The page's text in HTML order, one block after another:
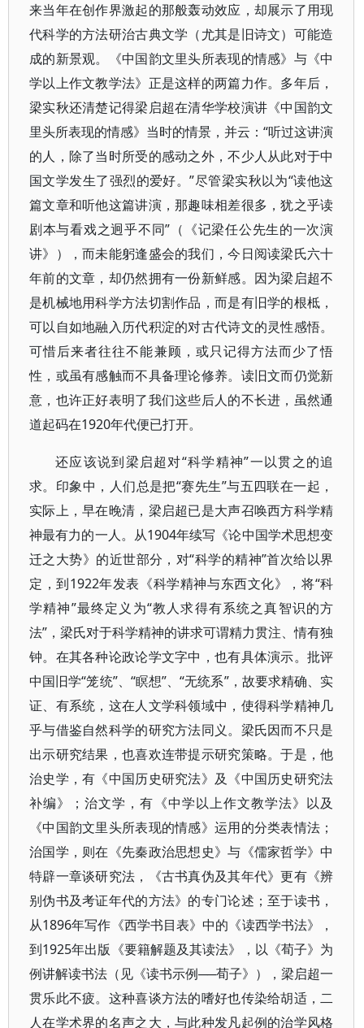
来当年在创作界激起的那般轰动效应，却展示了用现
代科学的方法研治古典文学（尤其是旧诗文）可能造
成的新景观。《中国韵文里头所表现的情感》与《中
学以上作文教学法》正是这样的两篇力作。多年后，
梁实秋还清楚记得梁启超在清华学校演讲《中国韵文
里头所表现的情感》当时的情景，并云：“听过这讲演
的人，除了当时所受的感动之外，不少人从此对于中
国文学发生了强烈的爱好。”尽管梁实秋以为“读他这
篇文章和听他这篇讲演，那趣味相差很多，犹之乎读
剧本与看戏之迥乎不同”（《记梁任公先生的一次演
讲》），而未能躬逢盛会的我们，今日阅读梁氏六十
年前的文章，却仍然拥有一份新鲜感。因为梁启超不
是机械地用科学方法切割作品，而是有旧学的根柢，
可以自如地融入历代积淀的对古代诗文的灵性感悟。
可惜后来者往往不能兼顾，或只记得方法而少了悟
性，或虽有感触而不具备理论修养。读旧文而仍觉新
意，也许正好表明了我们这些后人的不长进，虽然通
道起码在1920年代便已打开。
还应该说到梁启超对“科学精神”一以贯之的追
求。印象中，人们总是把“赛先生”与五四联在一起，
实际上，早在晚清，梁启超已是大声召唤西方科学精
神最有力的一人。从1904年续写《论中国学术思想变
迁之大势》的近世部分，对“科学的精神”首次给以界
定，到1922年发表《科学精神与东西文化》，将“科
学精神”最终定义为“教人求得有系统之真智识的方
法”，梁氏对于科学精神的讲求可谓精力贯注、情有独
钟。在其各种论政论学文字中，也有具体演示。批评
中国旧学“笼统”、“瞑想”、“无统系”，故要求精确、实
证、有系统，这在人文学科领域中，使得科学精神几
乎与借鉴自然科学的研究方法同义。梁氏因而不只是
出示研究结果，也喜欢连带提示研究策略。于是，他
治史学，有《中国历史研究法》及《中国历史研究法
补编》；治文学，有《中学以上作文教学法》以及
《中国韵文里头所表现的情感》运用的分类表情法；
治国学，则在《先秦政治思想史》与《儒家哲学》中
特辟一章谈研究法，《古书真伪及其年代》更有《辨
别伪书及考证年代的方法》的专门论述；至于读书，
从1896年写作《西学书目表》中的《读西学书法》，
到1925年出版《要籍解题及其读法》，以《荀子》为
例讲解读书法（见《读书示例──荀子》），梁启超一
贯乐此不疲。这种喜谈方法的嗜好也传染给胡适，二
人在学术界的名声之大，与此种发凡起例的治学风格